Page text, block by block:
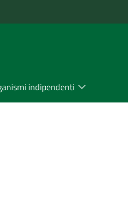
indipendenti